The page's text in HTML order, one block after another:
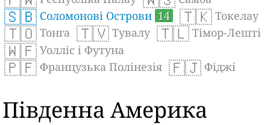
🇸🇧 Соломонові Острови 14 🇹🇰 Токелау
🇹🇴 Тонга 🇹🇻 Тувалу 🇹🇱 Тімор-Лешті
🇼🇫 Уолліс і Футуна
🇵🇫 Французька Полінезія 🇫🇯 Фіджі
Південна Америка